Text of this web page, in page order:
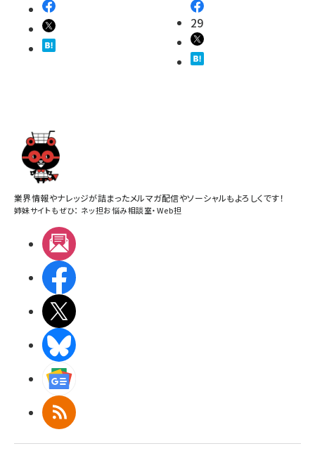
29
業界情報やナレッジが詰まったメルマガ配信やソーシャルもよろしくです！
姉妹サイトもぜひ： ネッ担お悩み相談室・Web担
RSS